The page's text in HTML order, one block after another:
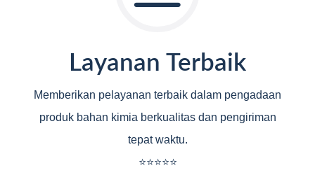
Layanan Terbaik
Memberikan pelayanan terbaik dalam pengadaan
produk bahan kimia berkualitas dan pengiriman
tepat waktu.
⭐⭐⭐⭐⭐